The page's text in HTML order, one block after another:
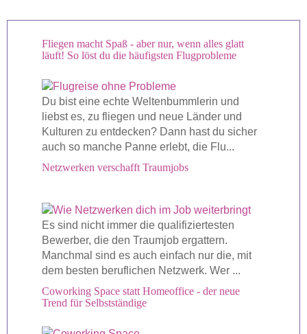
Fliegen macht Spaß - aber nur, wenn alles glatt
läuft! So löst du die häufigsten Flugprobleme
Du bist eine echte Weltenbummlerin und
liebst es, zu fliegen und neue Länder und
Kulturen zu entdecken? Dann hast du sicher
auch so manche Panne erlebt, die Flu...
Netzwerken verschafft Traumjobs
Es sind nicht immer die qualifiziertesten
Bewerber, die den Traumjob ergattern.
Manchmal sind es auch einfach nur die, mit
dem besten beruflichen Netzwerk. Wer ...
Coworking Space statt Homeoffice - der neue
Trend für Selbstständige